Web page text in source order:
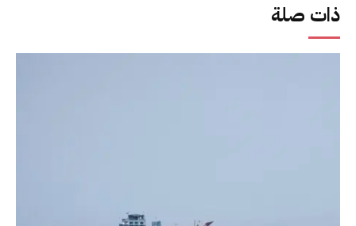
ذات صلة